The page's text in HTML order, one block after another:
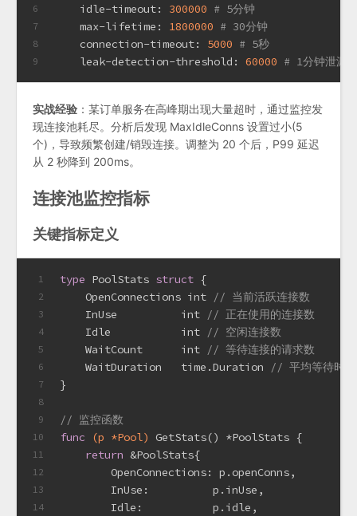
6
7
8
9
idle-timeout:
300000 # 5分钟
max-lifetime:
1800000 # 30分钟
connection-timeout:
5000 # 5秒
leak-detection-threshold:
60000 # 1分钟泄漏
实战经验 ：某订单服务在高峰期出现大量超时，通过监控发
现连接池耗尽。分析后发现 MaxIdleConns 设置过小(5
个)，导致频繁创建/销毁连接。调整为 20 个后，P99 延迟
从 2 秒降到 200ms。
连接池监控指标
关键指标定义
1
2
3
4
5
6
7
8
9
10
11
12
13
14
type PoolStats struct {
    OpenConnections
int // 当前活跃连接数
    InUse
int // 正在使用的连接数
    Idle
int // 空闲连接数
    WaitCount
int // 等待连接的请求数
    WaitDuration   time.Duration
// 平均等待时长
}
// 监控函数
func
(p *Pool) GetStats() *PoolStats {
return &PoolStats{
        OpenConnections: p.openConns,
        InUse:          p.inUse,
        Idle:           p.idle,